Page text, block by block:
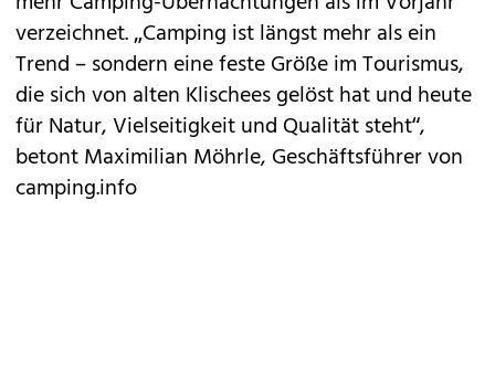
verzeichnet. „Camping ist längst mehr als ein
Trend – sondern eine feste Größe im Tourismus,
die sich von alten Klischees gelöst hat und heute
für Natur, Vielseitigkeit und Qualität steht“,
betont Maximilian Möhrle, Geschäftsführer von
camping.info